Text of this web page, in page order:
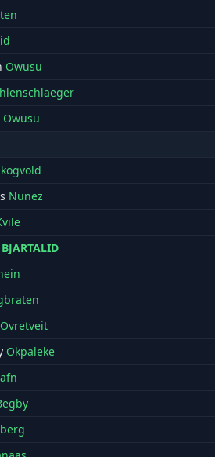
Owusu
Owusu
Nunez
BJARTALID
Ovretveit
Okpaleke